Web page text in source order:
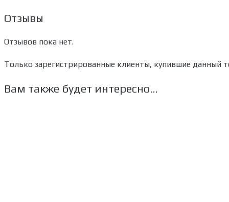
Отзывы
Отзывов пока нет.
Только зарегистрированные клиенты, купившие данный
Вам также будет интересно…